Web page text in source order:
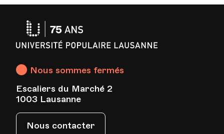
Nous sommes fermés
Escaliers du Marché 2
1003 Lausanne
Nous contacter